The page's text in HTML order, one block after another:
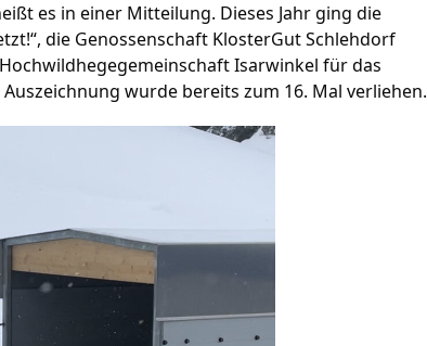
es in einer Mitteilung. Dieses Jahr ging die
die Genossenschaft KlosterGut Schlehdorf
Isarwinkel für das
wurde bereits zum 16. Mal verliehen.